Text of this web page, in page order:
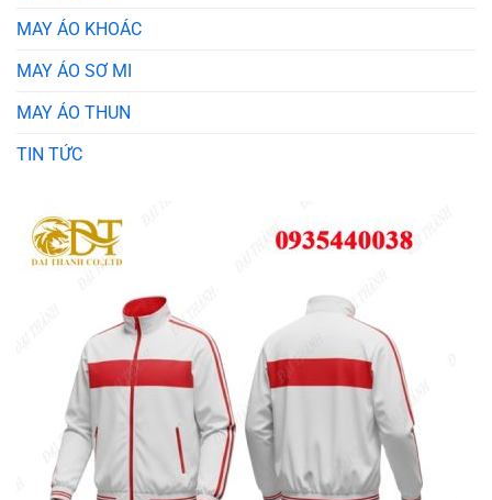
MAY ÁO KHOÁC
MAY ÁO SƠ MI
MAY ÁO THUN
TIN TỨC